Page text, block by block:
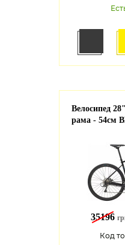
Велосипед
рама - 54см
35196
Код